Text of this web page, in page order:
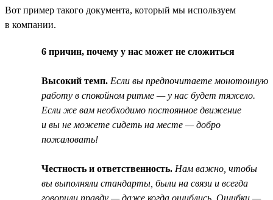
Вот пример такого документа, который мы используем
в компании.
6 причин, почему у нас может не сложиться
Высокий темп. Если вы предпочитаете монотонную
работу в спокойном ритме — у нас будет тяжело.
Если же вам необходимо постоянное движение
и вы не можете сидеть на месте — добро
пожаловать!
Честность и ответственность. Нам важно, чтобы
вы выполняли стандарты, были на связи и всегда
говорили правду — даже когда ошиблись. Ошибки —